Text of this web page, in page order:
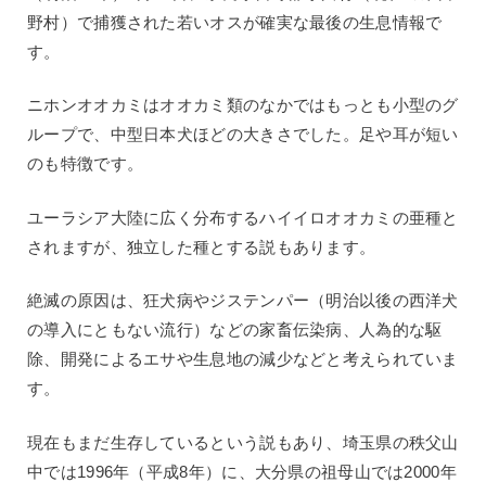
野村）で捕獲された若いオスが確実な最後の生息情報で
す。
ニホンオオカミはオオカミ類のなかではもっとも小型のグ
ループで、中型日本犬ほどの大きさでした。足や耳が短い
のも特徴です。
ユーラシア大陸に広く分布するハイイロオオカミの亜種と
されますが、独立した種とする説もあります。
絶滅の原因は、狂犬病やジステンパー（明治以後の西洋犬
の導入にともない流行）などの家畜伝染病、人為的な駆
除、開発によるエサや生息地の減少などと考えられていま
す。
現在もまだ生存しているという説もあり、埼玉県の秩父山
中では1996年（平成8年）に、大分県の祖母山では2000年